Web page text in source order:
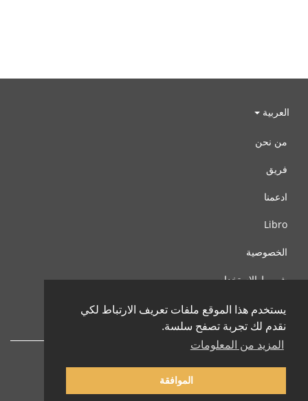
يستخدم هذا الموقع ملفات تعريف الارتباط لكي
نقدم لك تجربة تصفح سلسة.
المزيد من المعلومات
الموافقة
العربية
من نحن
فريق
ادعمنا
Libro
الخصوصية
شروط الإستخدام
اتصل بنا
© 2002-2026 lernu.net |Impressum